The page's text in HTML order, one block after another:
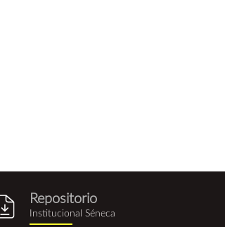
Repositorio
Institucional Séneca